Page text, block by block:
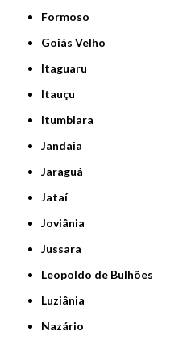
Formoso
Goiás Velho
Itaguaru
Itauçu
Itumbiara
Jandaia
Jaraguá
Jataí
Joviânia
Jussara
Leopoldo de Bulhões
Luziânia
Nazário